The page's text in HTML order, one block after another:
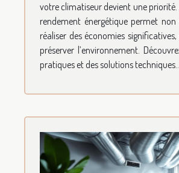
votre climatiseur devient une
rendement énergétique permet non
réaliser des économies
préserver l’environnement.
pratiques et des solutions